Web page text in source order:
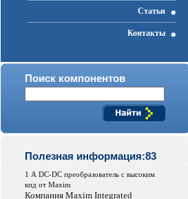
Статьи
Контакты
Поиск компонентов
Полезная информация:83
1 А DC-DC преобразователь с высоким
кпд от Maxim
Компания Maxim Integrated